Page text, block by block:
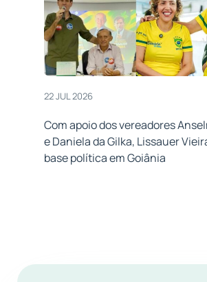
22 JUL 2026
Com apoio dos vereadores
e Daniela da Gilka, Lissauer
base política em Goiânia